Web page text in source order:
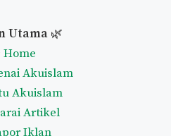
Utama 🌿
Home
Akuislam
Akuislam
Artikel
Iklan